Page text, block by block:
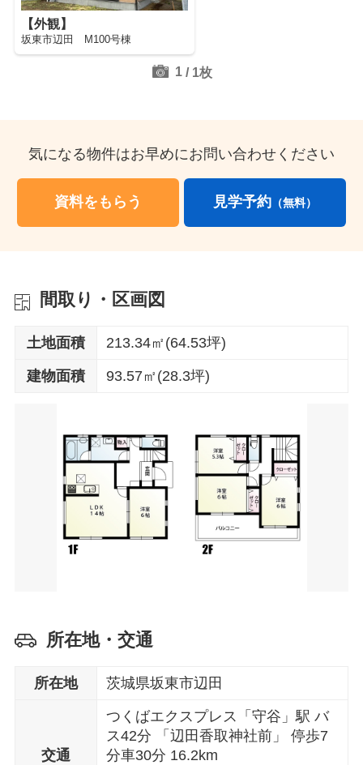
【外観】
坂東市辺田 M100号棟
1/ 1枚
気になる物件はお早めにお問い合わせください
資料をもらう 見学予約 （無料）
間取り・区画図
土地面積 213.34㎡(64.53坪)
建物面積 93.57㎡(28.3坪)
所在地・交通
所在地 茨城県坂東市辺田
交通
つくばエクスプレス「守谷」駅 バ
ス42分 「辺田香取神社前」 停歩7
分車30分 16.2km